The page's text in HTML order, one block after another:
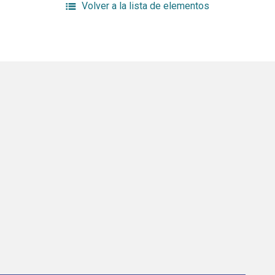
Volver a la lista de elementos